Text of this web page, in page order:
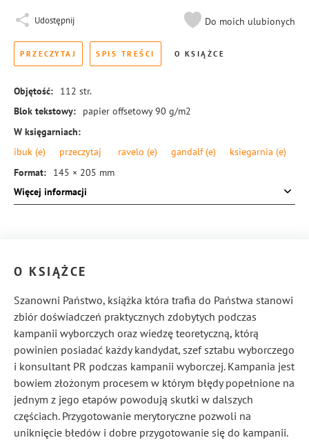
Udostępnij Do moich ulubionych
PRZECZYTAJ SPIS TREŚCI O KSIĄŻCE
Objętość: 112 str.
Blok tekstowy:
papier offsetowy 90 g/m2
W księgarniach:
ibuk (e) przeczytaj ravelo (e) gandalf (e) ksiegarnia (e)
Format:
145 × 205 mm
Okładka: miękka
Więcej informacji
O KSIĄŻCE
Szanowni Państwo, książka która trafia do Państwa stanowi
zbiór doświadczeń praktycznych zdobytych podczas
kampanii wyborczych oraz wiedzę teoretyczną, którą
powinien posiadać każdy kandydat, szef sztabu wyborczego
i konsultant PR podczas kampanii wyborczej. Kampania jest
bowiem złożonym procesem w którym błędy popełnione na
jednym z jego etapów powodują skutki w dalszych
częściach. Przygotowanie merytoryczne pozwoli na
uniknięcie błedów i dobre przygotowanie się do kampanii.